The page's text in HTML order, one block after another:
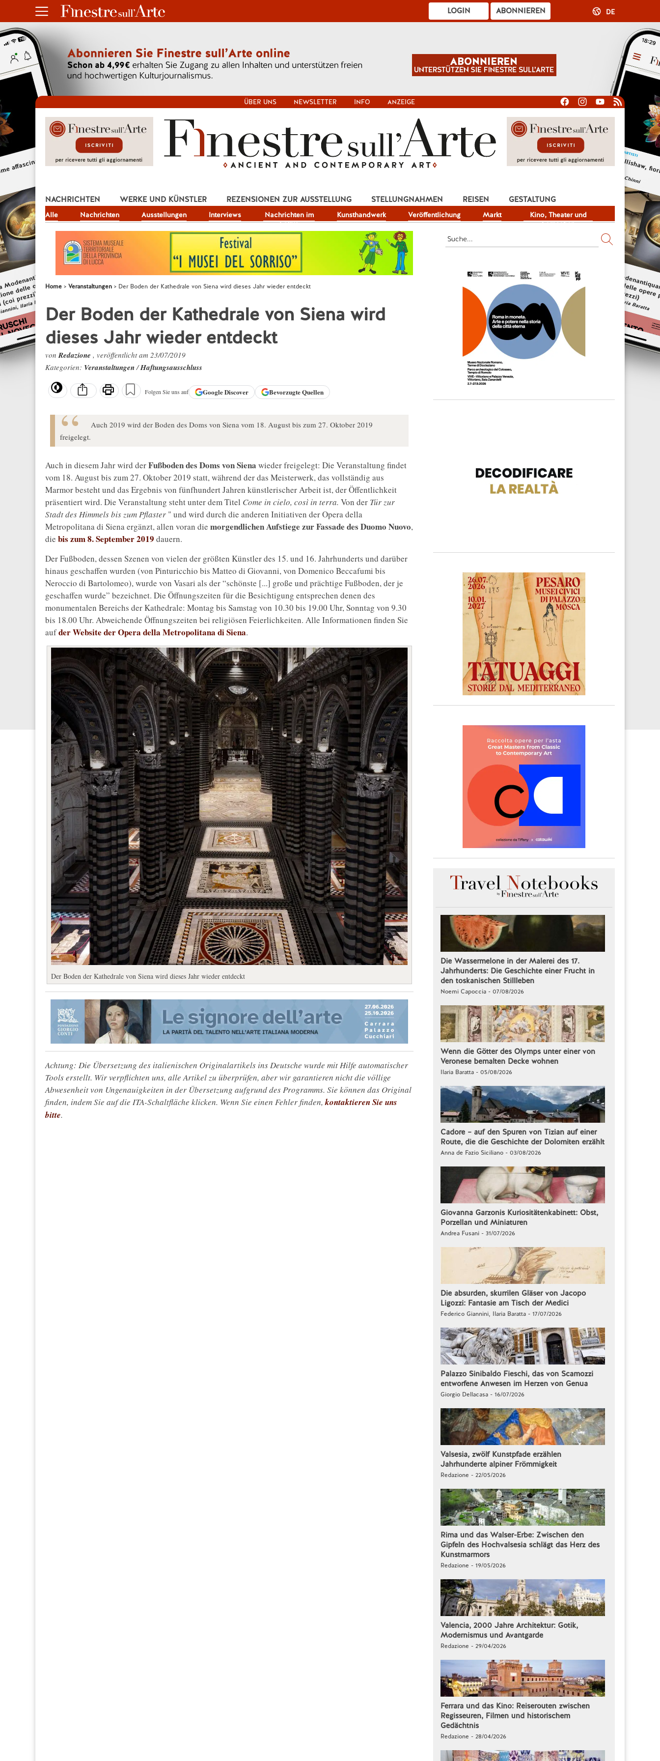
ABONNIEREN
LOGIN DE
ÜBER UNS NEWSLETTER INFO ANZEIGE
NACHRICHTEN
Alle Nachrichten Ausstellungen Interviews
Nachrichten im
Fokus
Kunsthandwerk Veröffentlichung Markt
Kino, Theater und
Fernsehen
WERKE UND KÜNSTLER REZENSIONEN ZUR AUSSTELLUNG STELLUNGNAHMEN REISEN
GESTALTUNG
JOB
Home Veranstaltungen Der Boden der Kathedrale von Siena wird dieses Jahr wieder entdeckt
Der Boden der Kathedrale von Siena wird
dieses Jahr wieder entdeckt
vonRedazione , veröffentlicht am 23/07/2019
Kategorien: Veranstaltungen/Haftungsausschluss
Folgen Sie uns auf GoogleDiscover Bevorzugte Quellen
Auch 2019 wird der Boden des Doms von Siena vom 18. August bis zum 27. Oktober 2019
freigelegt.
Auch in diesem Jahr wird derFußboden des Doms von Siena wieder freigelegt: Die Veranstaltung findet
vom 18. August bis zum 27. Oktober 2019 statt, während der das Meisterwerk, das vollständig aus
Marmor besteht und das Ergebnis von fünfhundert Jahren künstlerischer Arbeit ist, der Öffentlichkeit
präsentiert wird. Die Veranstaltung steht unter dem Titel Come in cielo, così in terra. Von der Tür zur
Stadt des Himmels bis zum Pflaster " und wird durch die anderen Initiativen der Opera della
Metropolitana di Siena ergänzt, allen voran die morgendlichen Aufstiege zur Fassade des Duomo Nuovo,
die bis zum 8. September 2019 dauern.
Der Fußboden, dessen Szenen von vielen der größten Künstler des 15. und 16. Jahrhunderts und darüber
hinaus geschaffen wurden (von Pinturicchio bis Matteo di Giovanni, von Domenico Beccafumi bis
Neroccio di Bartolomeo), wurde von Vasari als der “schönste [...] große und prächtige Fußboden, der je
geschaffen wurde” bezeichnet. Die Öffnungszeiten für die Besichtigung entsprechen denen des
monumentalen Bereichs der Kathedrale: Montag bis Samstag von 10.30 bis 19.00 Uhr, Sonntag von 9.30
bis 18.00 Uhr. Abweichende Öffnungszeiten bei religiösen Feierlichkeiten. Alle Informationen finden Sie
aufder Website der Opera della Metropolitana di Siena.
Der Boden der Kathedrale von Siena wird dieses Jahr wieder entdeckt
Achtung: Die Übersetzung des italienischen Originalartikels ins Deutsche wurde mit Hilfe automatischer
Tools erstellt. Wir verpflichten uns, alle Artikel zu überprüfen, aber wir garantieren nicht die völlige
Abwesenheit von Ungenauigkeiten in der Übersetzung aufgrund des Programms. Sie können das Original
finden, indem Sie auf die ITA-Schaltfläche klicken. Wenn Sie einen Fehler finden,kontaktieren Sie uns
bitte.
Die Wassermelone in der Malerei des 17.
Jahrhunderts: Die Geschichte einer Frucht in
den toskanischen Stillleben
Noemi Capoccia - 07/08/2026
Wenn die Götter des Olymps unter einer von
Veronese bemalten Decke wohnen
Ilaria Baratta - 05/08/2026
Cadore – auf den Spuren von Tizian auf einer
Route, die die Geschichte der Dolomiten erzählt
Anna de Fazio Siciliano - 03/08/2026
Giovanna Garzonis Kuriositätenkabinett: Obst,
Porzellan und Miniaturen
Andrea Fusani - 31/07/2026
Die absurden, skurrilen Gläser von Jacopo
Ligozzi: Fantasie am Tisch der Medici
Federico Giannini, Ilaria Baratta - 17/07/2026
Palazzo Sinibaldo Fieschi, das von Scamozzi
entworfene Anwesen im Herzen von Genua
Giorgio Dellacasa - 16/07/2026
Valsesia, zwölf Kunstpfade erzählen
Jahrhunderte alpiner Frömmigkeit
Redazione - 22/05/2026
Rima und das Walser-Erbe: Zwischen den
Gipfeln des Hochvalsesia schlägt das Herz des
Kunstmarmors
Redazione - 19/05/2026
Valencia, 2000 Jahre Architektur: Gotik,
Modernismus und Avantgarde
Redazione - 29/04/2026
Ferrara und das Kino: Reiserouten zwischen
Regisseuren, Filmen und historischem
Gedächtnis
Redazione - 28/04/2026